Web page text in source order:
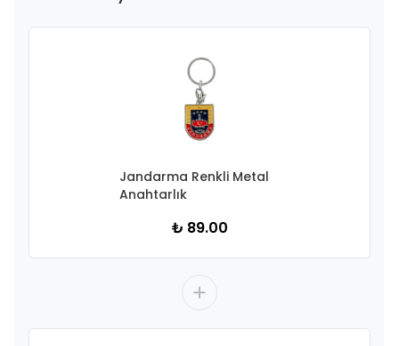
Jandarma Renkli Metal
Anahtarlık
₺ 89.00